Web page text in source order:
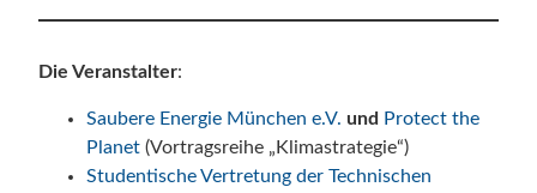
Die Veranstalter:
Saubere Energie München e.V. und Protect the
Planet (Vortragsreihe „Klimastrategie“)
Studentische Vertretung der Technischen